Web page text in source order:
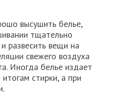
высушить белье,
тщательно
развесить вещи на
свежего воздуха
Иногда белье издает
стирки, а при